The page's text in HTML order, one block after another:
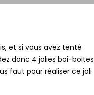
et si vous avez tenté
donc 4 jolies boi-boites
faut pour réaliser ce joli